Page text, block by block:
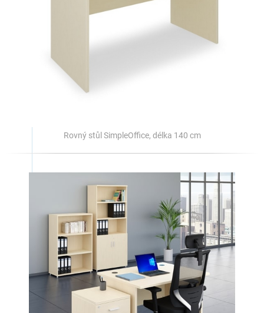
Rovný stůl SimpleOffice, délka 140 cm